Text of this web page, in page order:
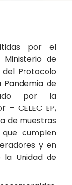
por el
de
Protocolo
Pandemia de
por la
– CELEC EP,
de muestras
cumplen
y en
la Unidad de